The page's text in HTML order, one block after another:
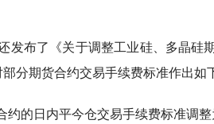
发布了《关于调整工业硅、多晶硅
分期货合约交易手续费标准作出如
约的日内平今仓交易手续费标准调整